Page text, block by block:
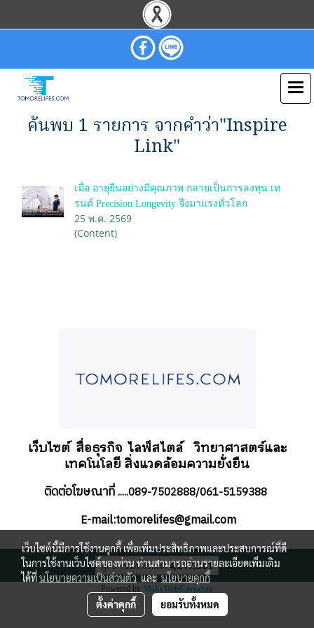
ค้นพบ 1 รายการ จากคำว่า"Inspire
Link"
เมื่อ อายุยืนอย่างมีคุณภาพ กลายเป็นการลงทุน เท
รนด์ Precision Longevity จึงมาแรงทั่วโลก
25 พ.ค. 2569
(Content)
เว็บไซต์ สื่อธุรกิจไลฟ์สไตล์ วิทยาศาสตร์และ
เทคโนโลยี สิ่งแวดล้อมความยั่งยืน
ติดต่อโฆษณาที่.....089-7502888/061-5159388
E-mail:tomorelifes@gmail.com
ผู้เข้าชมทั้งหมด4,217,301
Powered by MakeWebEasy.com
เว็บไซต์นี้มีการใช้งานคุกกี้ เพื่อเพิ่มประสิทธิภาพและประสบการณ์ที่ดี
ในการใช้งานเว็บไซต์ของท่าน ท่านสามารถอ่านรายละเอียดเพิ่มเติม
ได้ที่นโยบายความเป็นส่วนตัวและนโยบายคุกกี้
ตั้งค่าคุกกี้ ยอมรับทั้งหมด